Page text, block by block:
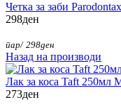
Четка за заби
298ден
пар/ 298ден
Назад на производи
Лак за коса Taft 250мл
273ден